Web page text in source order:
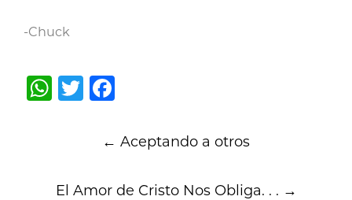
-Chuck
WhatsApp
Twitter
navigation
← Aceptando a otros
El Amor de Cristo Nos Obliga. . . →